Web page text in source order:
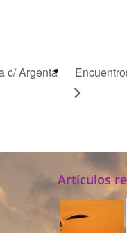
c/ Argenta
Artículos